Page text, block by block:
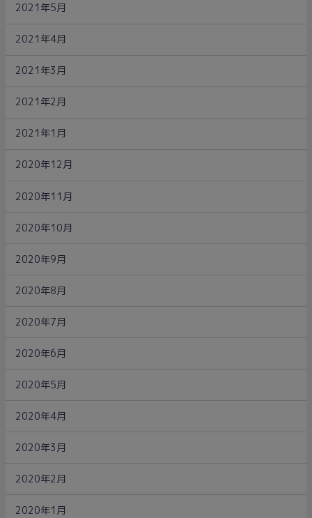
2021年5月
2021年4月
2021年3月
2021年2月
2021年1月
2020年12月
2020年11月
2020年10月
2020年9月
2020年8月
2020年7月
2020年6月
2020年5月
2020年4月
2020年3月
2020年2月
2020年1月